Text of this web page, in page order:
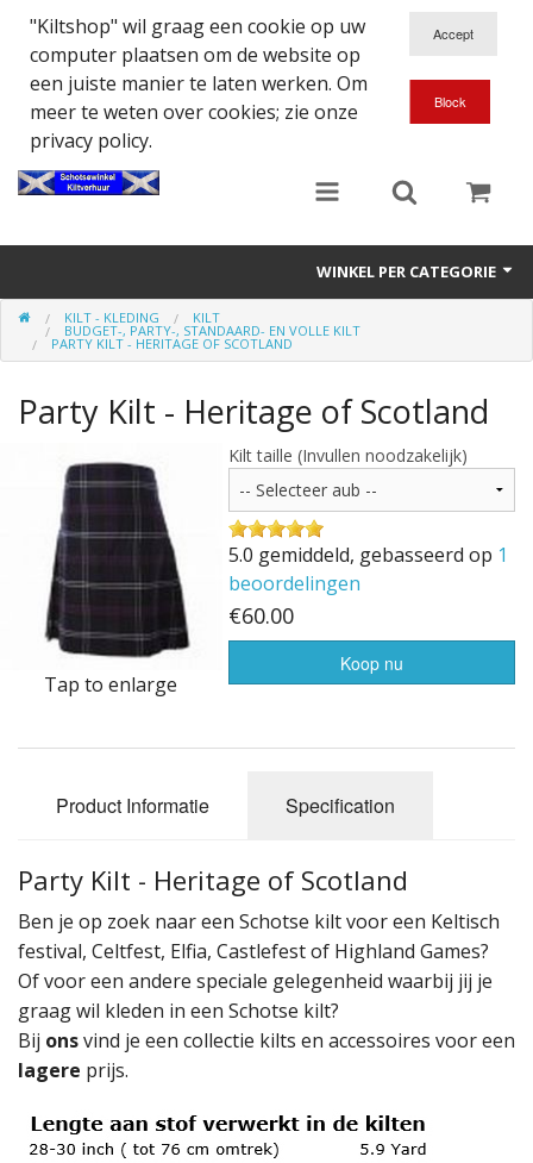
"Kiltshop" wil graag een cookie op uw
computer plaatsen om de website op
een juiste manier te laten werken. Om
meer te weten over cookies; zie onze
privacy policy.
WINKEL PER CATEGORIE
Accessoires
Eten en Drinken
Kilt - Kleding
Highland Titles
Verhuur
AFGEPRIJST - UITVERKOOP
KILT - KLEDING KILT
BUDGET-, PARTY-, STANDAARD- EN VOLLE KILT
PARTY KILT - HERITAGE OF SCOTLAND
Party Kilt - Heritage of Scotland
Tap to enlarge
Kilt taille (Invullen noodzakelijk)
5.0 gemiddeld, gebasseerd op 1
beoordelingen
€60.00
Koop nu
Product Informatie Specification
Party Kilt - Heritage of Scotland
Ben je op zoek naar een Schotse kilt voor een Keltisch
festival, Celtfest, Elfia, Castlefest of Highland Games?
Of voor een andere speciale gelegenheid waarbij jij je
graag wil kleden in een Schotse kilt?
Bij onsvind je een collectie kilts en accessoires voor een
lagere prijs.